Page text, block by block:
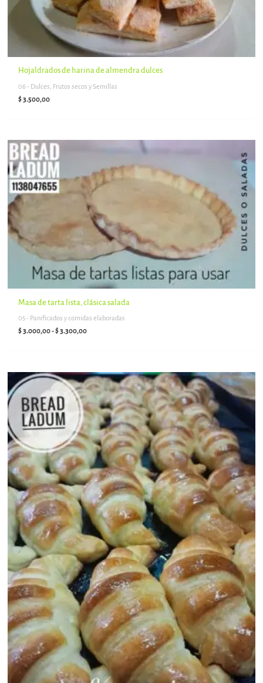
Hojaldrados de harina de almendra dulces
06 - Dulces, Frutos secos y Semillas
$3.500,00
Masa de tarta lista, clásica salada
05 - Panificados y comidas elaboradas
$3.000,00-$3.300,00
desde
$ 3.000,00
hasta
$ 3.300,00